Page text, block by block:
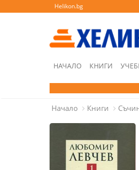
Helikon.bg
НАЧАЛО КНИГИ
Начало Книги